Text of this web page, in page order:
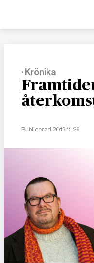
· Krönika
Publicerad 2019-11-29